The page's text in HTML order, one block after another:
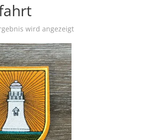
wird angezeigt